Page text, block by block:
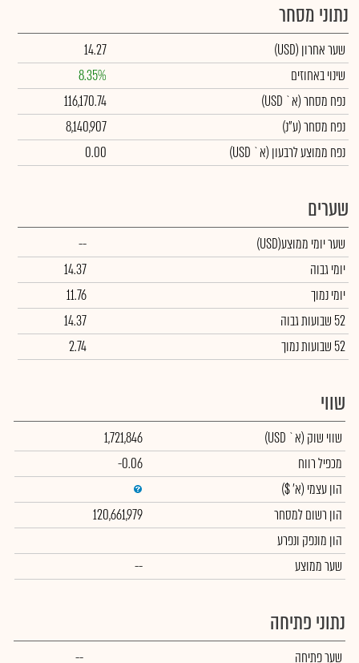
נתוני מסחר
שער אחרון (USD)
14.27
שינוי באחוזים
8.35%
נפח מסחר(א` USD)
116,170.74
נפח מסחר(ע"נ)
8,140,907
נפח ממוצע לרבעון (א` USD)
0.00
שערים
שער יומי ממוצע(USD)
--
יומי גבוה
14.37
יומי נמוך
11.76
52 שבועות גבוה
14.37
52 שבועות נמוך
2.74
שווי
שווי שוק (א` USD)
1,721,846
מכפיל רווח
-0.06
הון עצמי (א' $)
הון רשום למסחר
120,661,979
הון מונפק ונפרע
שער ממוצע
--
נתוני פתיחה
שער פתיחה --